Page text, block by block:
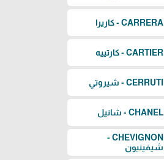
CARRERA - كاريرا
CARTIER - كارتييه
CERRUTI - شيروتي
CHANEL - شانيل
CHEVIGNON -
شيفينيون